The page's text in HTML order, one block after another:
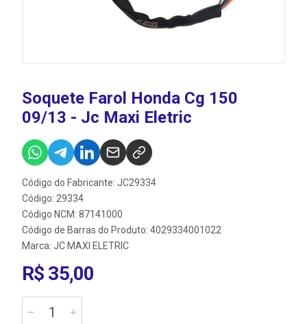
Soquete Farol Honda Cg 150
09/13 - Jc Maxi Eletric
Código do Fabricante: JC29334
Código: 29334
Código NCM: 87141000
Código de Barras do Produto: 4029334001022
Marca: JC MAXI ELETRIC
R$ 35,00